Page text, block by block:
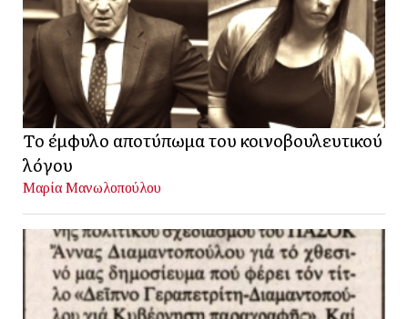
Το έμφυλο αποτύπωμα του κοινοβουλευτικού
λόγου
Μαρία Μανωλοπούλου